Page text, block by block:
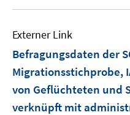
Externer Link
Befragungsdaten der
Migrationsstichprobe,
von Geflüchteten und
verknüpft mit